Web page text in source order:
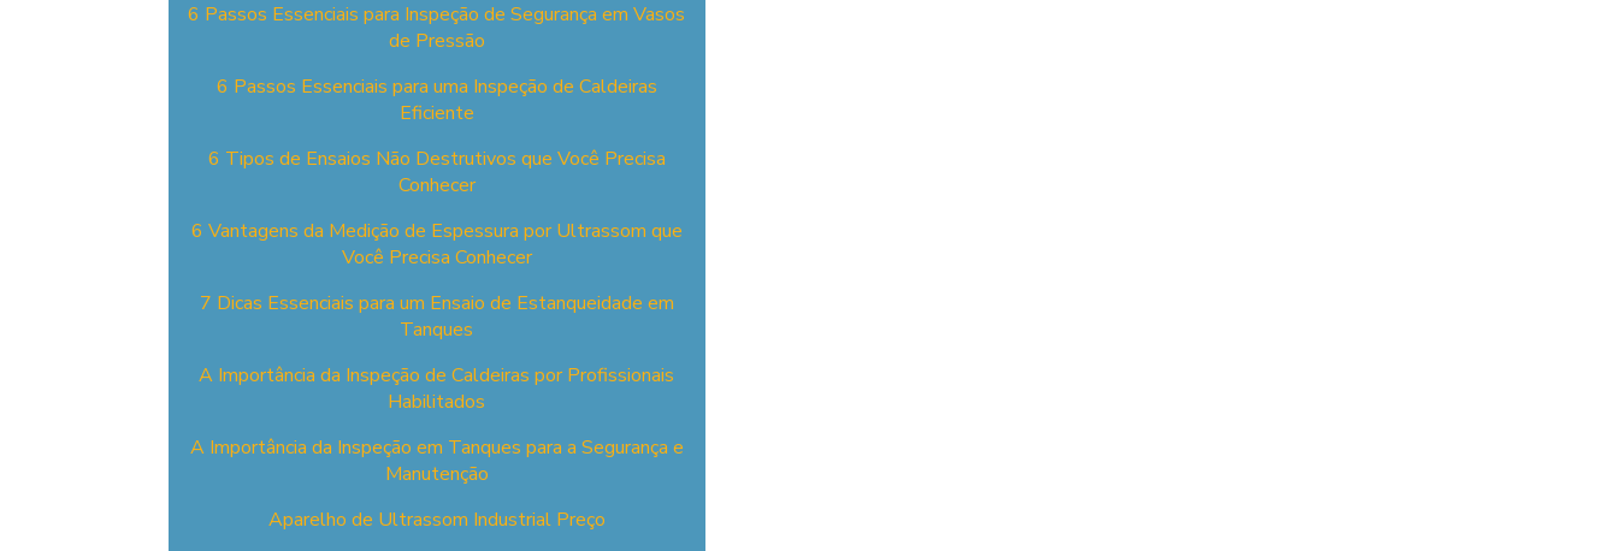
6 Passos Essenciais para Inspeção de Segurança em Vasos
de Pressão
6 Passos Essenciais para uma Inspeção de Caldeiras
Eficiente
6 Tipos de Ensaios Não Destrutivos que Você Precisa
Conhecer
6 Vantagens da Medição de Espessura por Ultrassom que
Você Precisa Conhecer
7 Dicas Essenciais para um Ensaio de Estanqueidade em
Tanques
A Importância da Inspeção de Caldeiras por Profissionais
Habilitados
A Importância da Inspeção em Tanques para a Segurança e
Manutenção
Aparelho de Ultrassom Industrial Preço